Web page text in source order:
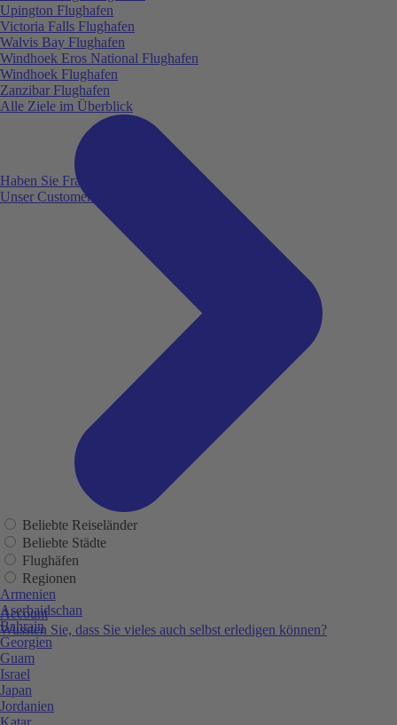
Haben Sie Fragen?
Unser Customer Service ist für Sie da!
Account
Wussten Sie, dass Sie vieles auch selbst erledigen können?
Upington Flughafen
Victoria Falls Flughafen
Walvis Bay Flughafen
Windhoek Eros National Flughafen
Windhoek Flughafen
Zanzibar Flughafen
Alle Ziele im Überblick
Beliebte Reiseländer
Beliebte Städte
Flughäfen
Regionen
Armenien
Aserbaidschan
Bahrain
Georgien
Guam
Israel
Japan
Jordanien
Katar